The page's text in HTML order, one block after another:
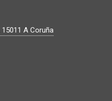
15011 A Coruña